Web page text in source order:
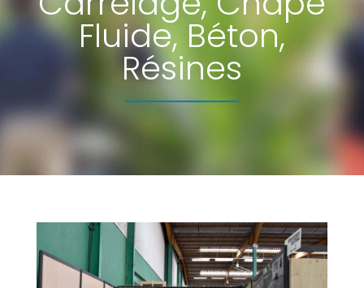
Fluide, Béton,
Résines